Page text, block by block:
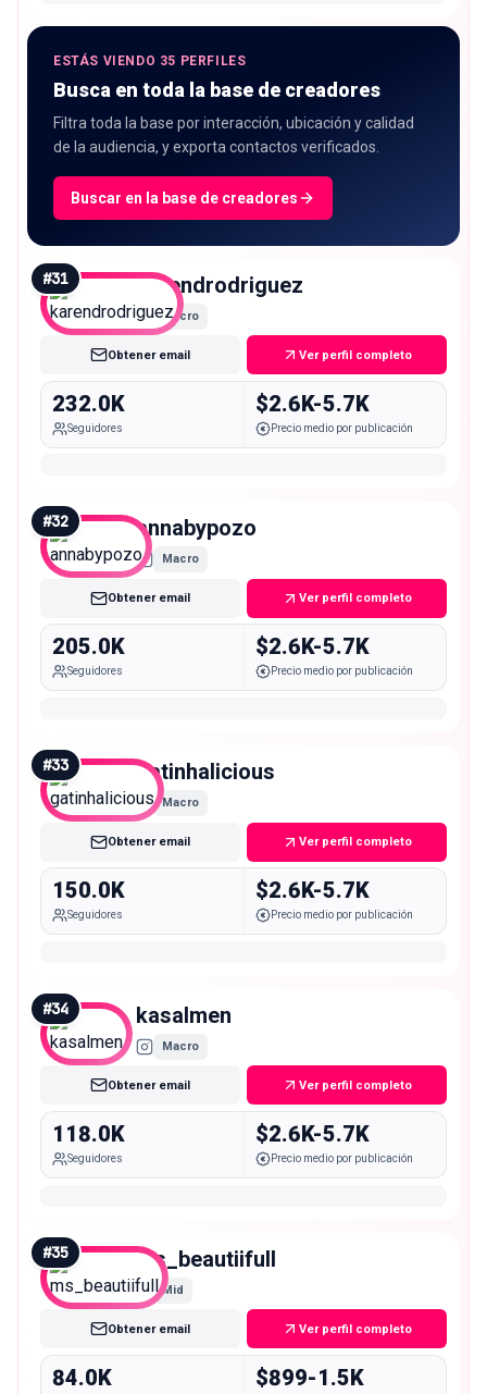
ESTÁS VIENDO 35 PERFILES
Busca en toda la base de creadores
Filtra toda la base por interacción, ubicación y calidad
de la audiencia, y exporta contactos verificados.
Buscar en la base de creadores
#31 karendrodriguez
Macro
Obtener email Ver perfil completo
232.0K
Seguidores
$2.6K-5.7K
Precio medio por publicación
#32 annabypozo
Macro
Obtener email Ver perfil completo
205.0K
Seguidores
$2.6K-5.7K
Precio medio por publicación
#33 gatinhalicious
Macro
Obtener email Ver perfil completo
150.0K
Seguidores
$2.6K-5.7K
Precio medio por publicación
#34 kasalmen
Macro
Obtener email Ver perfil completo
118.0K
Seguidores
$2.6K-5.7K
Precio medio por publicación
#35 ms_beautiifull
Mid
Obtener email Ver perfil completo
84.0K $899-1.5K